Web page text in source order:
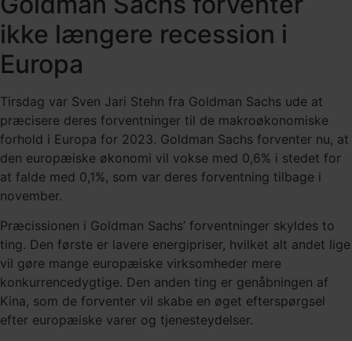
ikke længere recession i
Europa
Tirsdag var Sven Jari Stehn fra Goldman Sachs ude at
præcisere deres forventninger til de makroøkonomiske
forhold i Europa for 2023. Goldman Sachs forventer nu, at
den europæiske økonomi vil vokse med 0,6% i stedet for
at falde med 0,1%, som var deres forventning tilbage i
november.
Præcissionen i Goldman Sachs’ forventninger skyldes to
ting. Den første er lavere energipriser, hvilket alt andet lige
vil gøre mange europæiske virksomheder mere
konkurrencedygtige. Den anden ting er genåbningen af
Kina, som de forventer vil skabe en øget efterspørgsel
efter europæiske varer og tjenesteydelser.